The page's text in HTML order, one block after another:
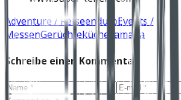
Adventure / ReiseenduroEvents /
MessenGerüchteküche Yamaha
Schreibe einen Kommentar